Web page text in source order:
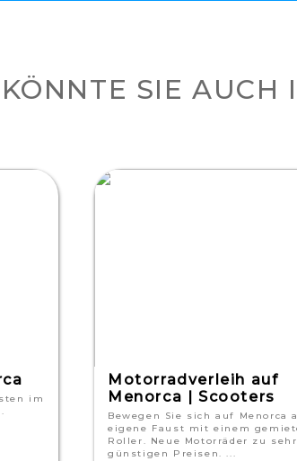
SIE AUCH
im
Motorradverleih auf
Menorca | Scooters
Bewegen Sie sich auf Menorca
eigene Faust mit einem
Roller. Neue Motorräder zu sehr
günstigen Preisen. ...